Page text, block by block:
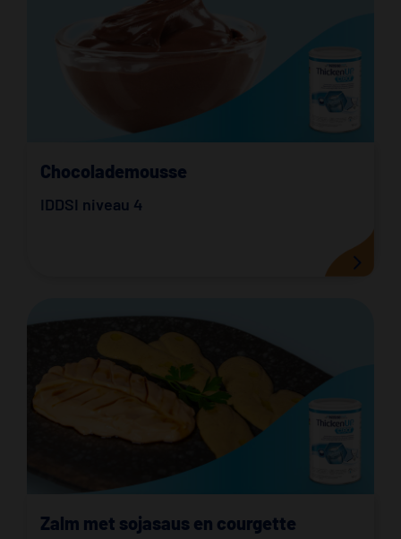
Chocolademousse
IDDSI niveau 4
Zalm met sojasaus en courgette